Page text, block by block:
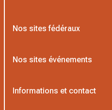
Nos sites fédéraux
Nos sites événements
Informations et contact